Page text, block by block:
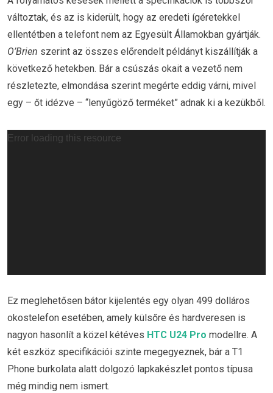
változtak, és az is kiderült, hogy az eredeti ígéretekkel
ellentétben a telefont nem az Egyesült Államokban gyártják.
O’Brien szerint az összes előrendelt példányt kiszállítják a
következő hetekben. Bár a csúszás okait a vezető nem
részletezte, elmondása szerint megérte eddig várni, mivel
egy – őt idézve – “lenyűgöző terméket” adnak ki a kezükből.
Videólejátszó
Error loading this resource
Ez meglehetősen bátor kijelentés egy olyan 499 dolláros
okostelefon esetében, amely külsőre és hardveresen is
nagyon hasonlít a közel kétéves HTC U24 Pro modellre. A
két eszköz specifikációi szinte megegyeznek, bár a T1
Phone burkolata alatt dolgozó lapkakészlet pontos típusa
még mindig nem ismert.